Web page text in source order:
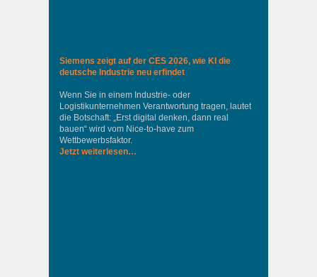
Siemens zeigt auf der CES 2026, wie KI die
deutsche Industrie neu erfindet
Wenn Sie in einem Industrie‑ oder
Logistikunternehmen Verantwortung tragen, lautet
die Botschaft: „Erst digital denken, dann real
bauen“ wird vom Nice‑to‑have zum
Wettbewerbsfaktor.
Jetzt weiterlesen…